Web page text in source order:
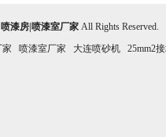
喷漆房|喷漆室厂家 All Rights
家 喷漆室厂家 大连喷砂机
25mm2